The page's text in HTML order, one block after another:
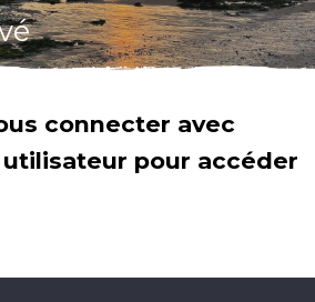
connecter avec
pour accéder